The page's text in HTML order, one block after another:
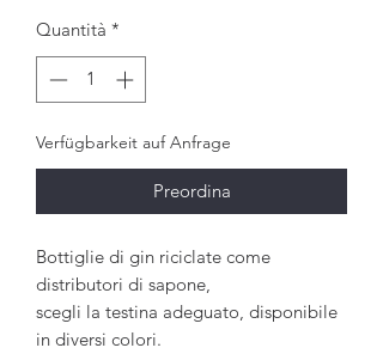
Quantità *
Verfügbarkeit auf Anfrage
Preordina
Bottiglie di gin riciclate come
distributori di sapone,
scegli la testina adeguato, disponibile
in diversi colori.